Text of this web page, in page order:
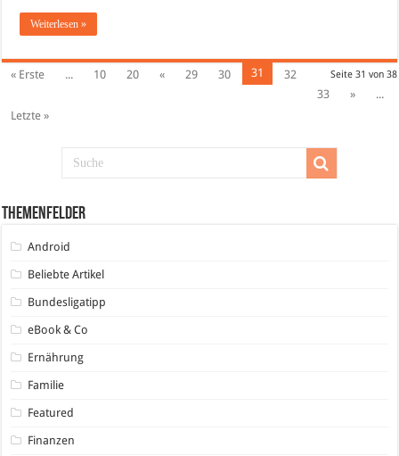
Weiterlesen »
Seite 31 von 38
« Erste ... 10 20 « 29 30 31
32
33
»
...
Letzte »
Themenfelder
Android
Beliebte Artikel
Bundesligatipp
eBook & Co
Ernährung
Familie
Featured
Finanzen